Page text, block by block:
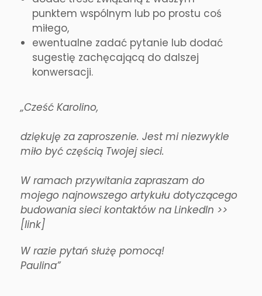
punktem wspólnym lub po prostu coś
miłego,
ewentualne zadać pytanie lub dodać
sugestię zachęcającą do dalszej
konwersacji.
„Cześć Karolino,
dziękuję za zaproszenie. Jest mi niezwykle
miło być częścią Twojej sieci.
W ramach przywitania zapraszam do
mojego najnowszego artykułu dotyczącego
budowania sieci kontaktów na LinkedIn >>
[link]
W razie pytań służę pomocą!
Paulina”